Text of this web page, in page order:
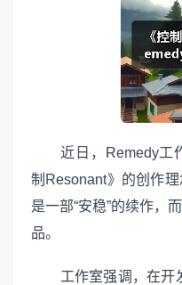
近日，Remedy工
制Resonant》的创作
是一部“安稳”的续作，
品。
工作室强调，在开发